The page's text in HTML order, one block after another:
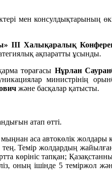
мен консулдықтарының
III Халықаралық
ақпаратты ұсынды.
төрағасы Нұрлан
министрінің
және басқалар қатысты.
атап өтті.
аса автокөлік жолдары
Темір жолдардың
тапқан;
оның ішінде 5 теміржол